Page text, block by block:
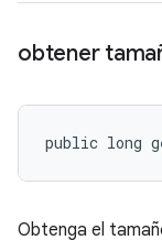
obtener
public long
Obtenga el